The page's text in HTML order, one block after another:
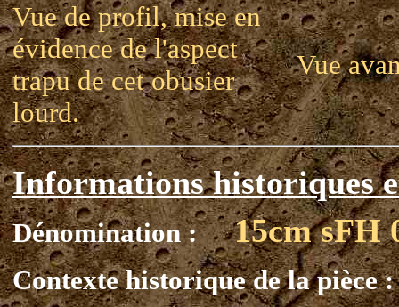
Vue de profil, mise en
évidence de l'aspect
trapu de cet obusier
lourd.
Vue
Informations historiques
Dénomination : 15cm sFH
Contexte historique de la pièce :